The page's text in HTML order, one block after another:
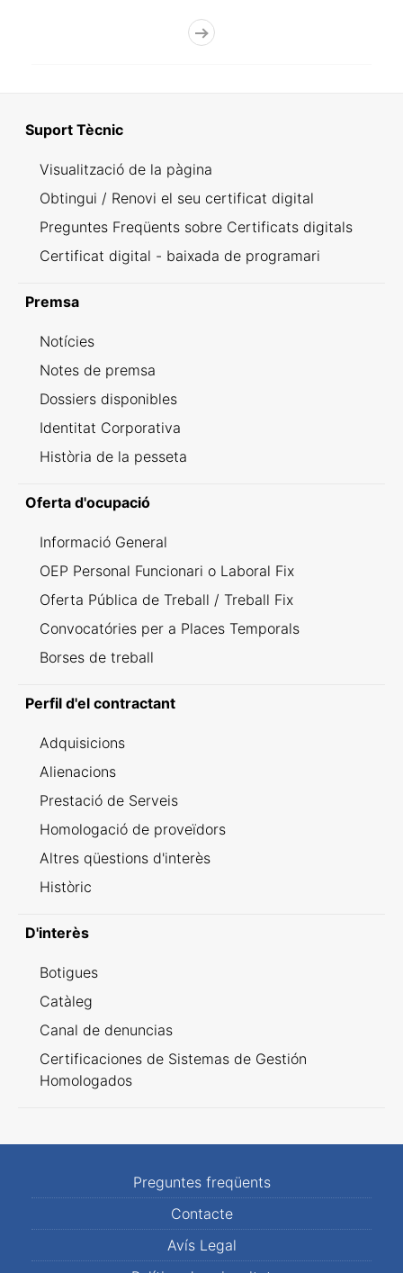
Suport Tècnic
Visualització de la pàgina
Obtingui / Renovi el seu certificat digital
Preguntes Freqüents sobre Certificats digitals
Certificat digital - baixada de programari
Premsa
Notícies
Notes de premsa
Dossiers disponibles
Identitat Corporativa
Història de la pesseta
Oferta d'ocupació
Informació General
OEP Personal Funcionari o Laboral Fix
Oferta Pública de Treball / Treball Fix
Convocatóries per a Places Temporals
Borses de treball
Perfil d'el contractant
Adquisicions
Alienacions
Prestació de Serveis
Homologació de proveïdors
Altres qüestions d'interès
Històric
D'interès
Botigues
Catàleg
Canal de denuncias
Certificaciones de Sistemas de Gestión
Homologados
Preguntes freqüents
Contacte
Avís Legal